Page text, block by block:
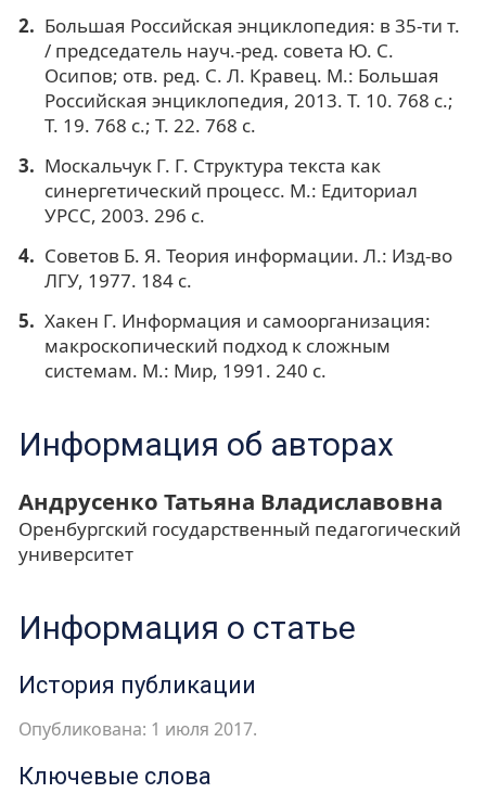
Большая Российская энциклопедия: в 35-ти т.
/ председатель науч.-ред. совета Ю. С.
Осипов; отв. ред. С. Л. Кравец. М.: Большая
Российская энциклопедия, 2013. Т. 10. 768 с.;
Т. 19. 768 с.; Т. 22. 768 с.
Москальчук Г. Г. Структура текста как
синергетический процесс. М.: Едиториал
УРСС, 2003. 296 с.
Советов Б. Я. Теория информации. Л.: Изд-во
ЛГУ, 1977. 184 с.
Хакен Г. Информация и самоорганизация:
макроскопический подход к сложным
системам. М.: Мир, 1991. 240 с.
Информация об авторах
Андрусенко Татьяна Владиславовна
Оренбургский государственный педагогический
университет
Информация о статье
История публикации
Опубликована: 1 июля 2017.
Ключевые слова